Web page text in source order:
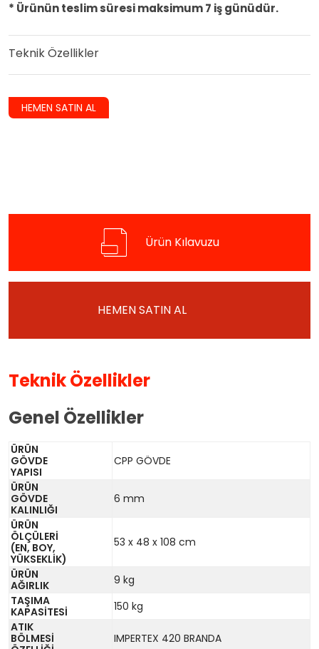
* Ürünün teslim süresi maksimum 7 iş günüdür.
Teknik Özellikler
HEMEN SATIN AL
Ürün Kılavuzu
HEMEN SATIN AL
Teknik Özellikler
Genel Özellikler
ÜRÜN
GÖVDE
YAPISI
CPP GÖVDE
ÜRÜN
GÖVDE
KALINLIĞI
6 mm
ÜRÜN
ÖLÇÜLERİ
(EN, BOY,
YÜKSEKLİK)
53 x 48 x 108 cm
ÜRÜN
AĞIRLIK
9 kg
TAŞIMA
KAPASİTESİ
150 kg
ATIK
BÖLMESİ
IMPERTEX 420 BRANDA